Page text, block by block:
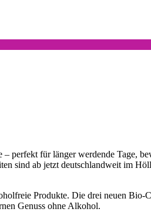
perfekt für länger werdende Tage,
sind ab jetzt deutschlandweit im
Produkte. Die drei neuen Bio-
Genuss ohne Alkohol.